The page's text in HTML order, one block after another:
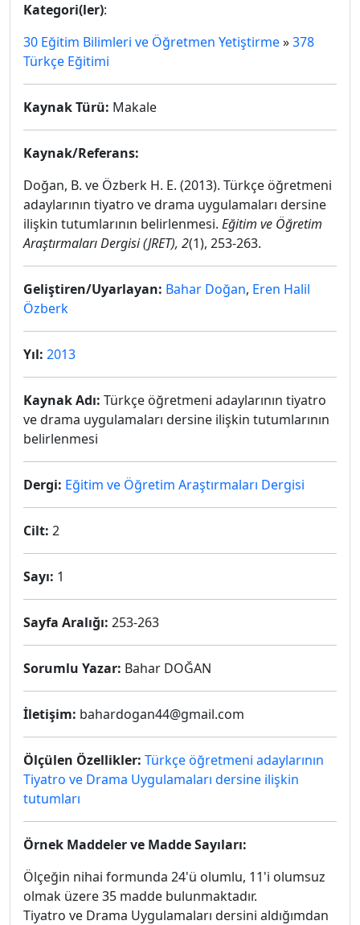
Kategori(ler):
30 Eğitim Bilimleri ve Öğretmen Yetiştirme»378
Türkçe Eğitimi
Kaynak Türü: Makale
Kaynak/Referans:
Doğan, B. ve Özberk H. E. (2013). Türkçe öğretmeni
adaylarının tiyatro ve drama uygulamaları dersine
ilişkin tutumlarının belirlenmesi. Eğitim ve Öğretim
Araştırmaları Dergisi (JRET), 2(1), 253-263.
Geliştiren/Uyarlayan: Bahar Doğan, Eren Halil
Özberk
Yıl: 2013
Kaynak Adı: Türkçe öğretmeni adaylarının tiyatro
ve drama uygulamaları dersine ilişkin tutumlarının
belirlenmesi
Dergi: Eğitim ve Öğretim Araştırmaları Dergisi
Cilt: 2
Sayı: 1
Sayfa Aralığı: 253-263
Sorumlu Yazar: Bahar DOĞAN
İletişim: bahardogan44@gmail.com
Ölçülen Özellikler: Türkçe öğretmeni adaylarının
Tiyatro ve Drama Uygulamaları dersine ilişkin
tutumları
Örnek Maddeler ve Madde Sayıları:
Ölçeğin nihai formunda 24'ü olumlu, 11'i olumsuz
olmak üzere 35 madde bulunmaktadır.
Tiyatro ve Drama Uygulamaları dersini aldığımdan